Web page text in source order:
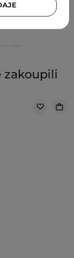
zakoupili